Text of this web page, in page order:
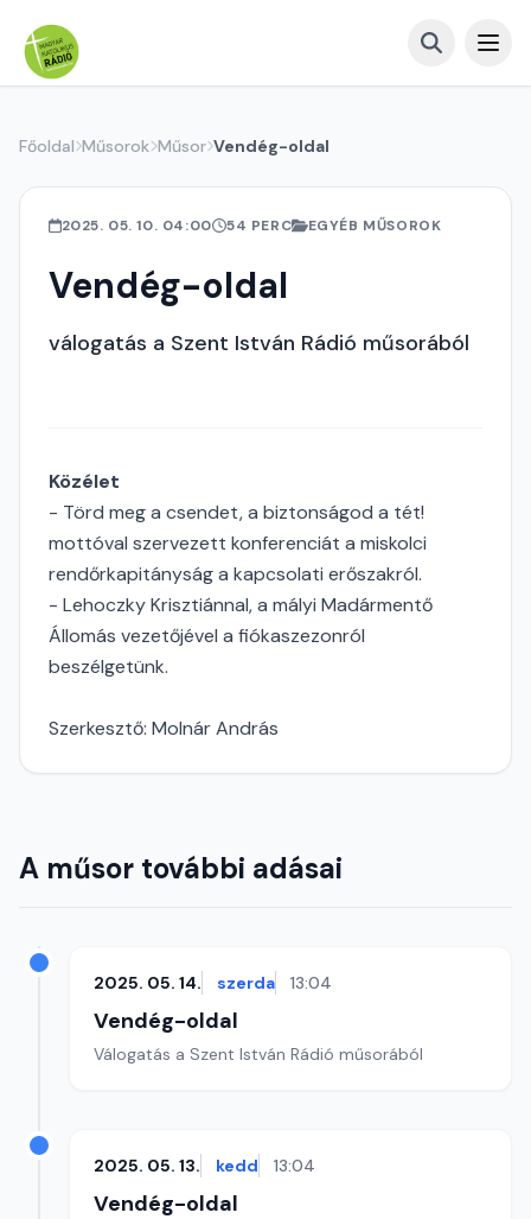
Főoldal Műsorok Műsor Vendég-oldal
2025. 05. 10. 04:00 54 PERC EGYÉB MŰSOROK
Vendég-oldal
válogatás a Szent István Rádió műsorából
Közélet
- Törd meg a csendet, a biztonságod a tét!
mottóval szervezett konferenciát a miskolci
rendőrkapitányság a kapcsolati erőszakról.
- Lehoczky Krisztiánnal, a mályi Madármentő
Állomás vezetőjével a fiókaszezonról
beszélgetünk.
Szerkesztő: Molnár András
A műsor további adásai
2025. 05. 14. szerda 13:04
Vendég-oldal
Válogatás a Szent István Rádió műsorából
2025. 05. 13. kedd 13:04
Vendég-oldal